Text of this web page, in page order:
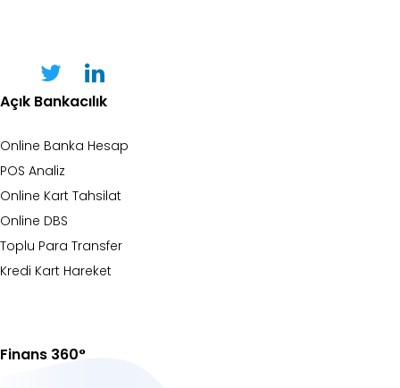
content
Açık Bankacılık
Online Banka Hesap
POS Analiz
Online Kart Tahsilat
Online DBS
Toplu Para Transfer
Kredi Kart Hareket
Finans 360°